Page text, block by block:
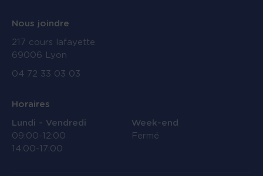
Nous joindre
217 cours lafayette
69006 Lyon
04 72 33 03 03
Horaires
Lundi - Vendredi
09:00-12:00
14:00-17:00
Week-end
Fermé